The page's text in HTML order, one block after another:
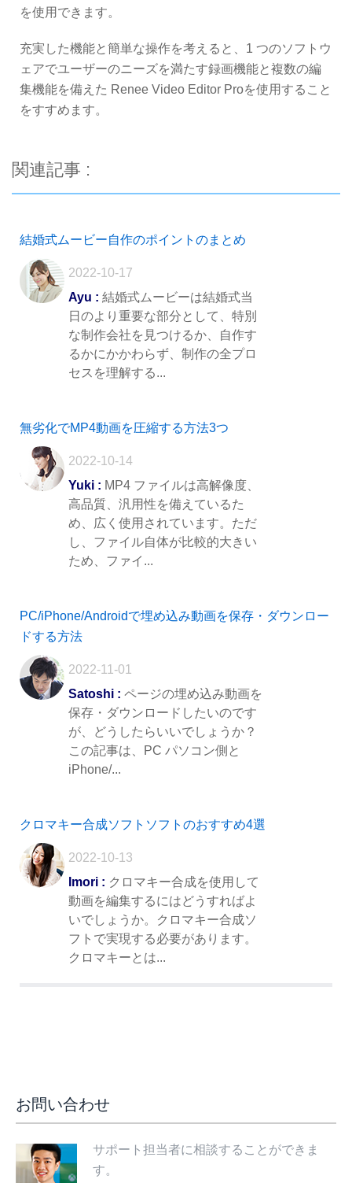
を使用できます。
充実した機能と簡単な操作を考えると、1 つのソフトウ
ェアでユーザーのニーズを満たす録画機能と複数の編
集機能を備えた Renee Video Editor Proを使用すること
をすすめます。
関連記事 :
結婚式ムービー自作のポイントのまとめ
2022-10-17
Ayu : 結婚式ムービーは結婚式当
日のより重要な部分として、特別
な制作会社を見つけるか、自作す
るかにかかわらず、制作の全プロ
セスを理解する...
無劣化でMP4動画を圧縮する方法3つ
2022-10-14
Yuki : MP4 ファイルは高解像度、
高品質、汎用性を備えているた
め、広く使用されています。ただ
し、ファイル自体が比較的大きい
ため、ファイ...
PC/iPhone/Androidで埋め込み動画を保存・ダウンロー
ドする方法
2022-11-01
Satoshi : ページの埋め込み動画を
保存・ダウンロードしたいのです
が、どうしたらいいでしょうか？
この記事は、PC パソコン側と
iPhone/...
クロマキー合成ソフトソフトのおすすめ4選
2022-10-13
Imori : クロマキー合成を使用して
動画を編集するにはどうすればよ
いでしょうか。クロマキー合成ソ
フトで実現する必要があります。
クロマキーとは...
お問い合わせ
サポート担当者に相談することができま
す。